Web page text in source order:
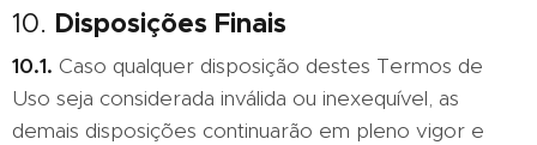
10. Disposições Finais
10.1. Caso qualquer disposição destes Termos de
Uso seja considerada inválida ou inexequível, as
demais disposições continuarão em pleno vigor e